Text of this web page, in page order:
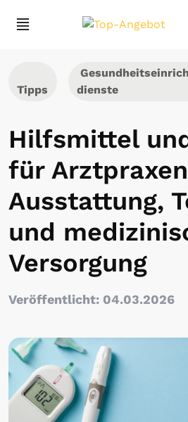
Tipps
dienste
Hilfsmittel
für
Ausstattung,
und
Versorgung
Veröffentlicht: 04.03.2026